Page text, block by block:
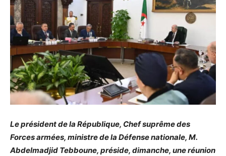
Le président de la République, Chef suprême des
Forces armées, ministre de la Défense nationale, M.
Abdelmadjid Tebboune, préside, dimanche, une réunion